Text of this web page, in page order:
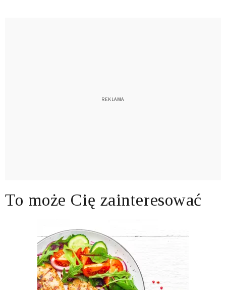
To może Cię zainteresować